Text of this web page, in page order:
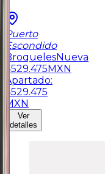
Puerto
Escondido
BroquelesNueva
$529.475MXN
Apartado:
$529.475
MXN
Ver
detalles